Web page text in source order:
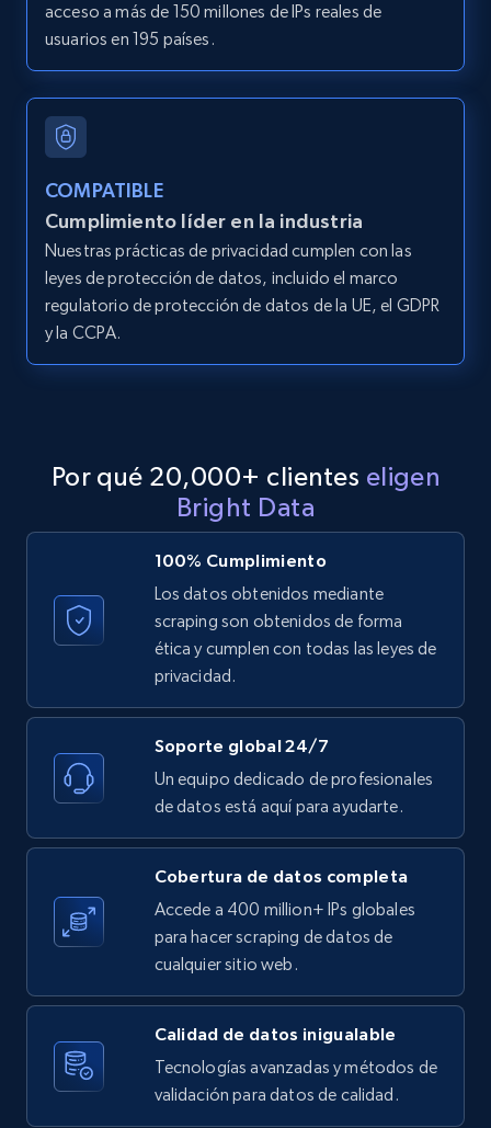
375+
Amazon products global dataset - Collect
products from Brands URLs
Title, Seller name, Brand, Description, Initial
price, Currency, Availability, Reviews count, and
more.
2.1K+ 375+ Prueba gratuita
Reviews count shop, Reviews count item, Initial
price, and more.
323+ Prueba gratuita
Etsy - Collect data on products using
specified keywords
URL, Product id, Listing inventory id, Title, Rating,
Reviews count shop, Reviews count item, Initial
price, and more.
Etsy - Collects data from shop's URL
URL, Product id, Listing inventory id, Title, Rating,
Reviews count shop, Reviews count item, Initial
1.9K+ 323+ Prueba gratuita
acceso a más de 150 millones de IPs reales de
usuarios en 195 países.
COMPATIBLE
Cumplimiento líder en la industria
Nuestras prácticas de privacidad cumplen con las
leyes de protección de datos, incluido el marco
regulatorio de protección de datos de la UE, el GDPR
y la CCPA.
Por qué 20,000+ clientes eligen
Bright Data
100% Cumplimiento
Los datos obtenidos mediante
scraping son obtenidos de forma
ética y cumplen con todas las leyes de
privacidad.
Soporte global 24/7
Un equipo dedicado de profesionales
de datos está aquí para ayudarte.
Cobertura de datos completa
Accede a 400 million+ IPs globales
para hacer scraping de datos de
cualquier sitio web.
Calidad de datos inigualable
Tecnologías avanzadas y métodos de
validación para datos de calidad.